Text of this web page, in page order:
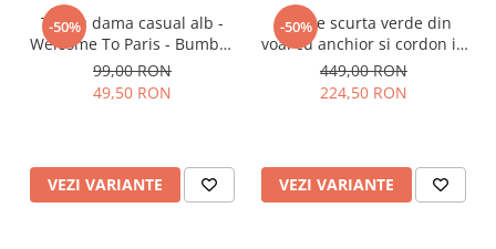
-50%
Tricou dama casual alb -
Welcome To Paris - Bumbac
Organic
99,00 RON
49,50 RON
VEZI VARIANTE
-50%
Rochie scurta verde din
voal cu anchior si cordon in
talie
449,00 RON
224,50 RON
VEZI VARIANTE